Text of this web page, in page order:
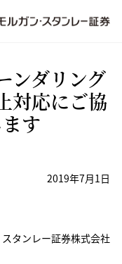
ンダリング
対応にご協
す
2019年7月1日
タンレー証券株式会社